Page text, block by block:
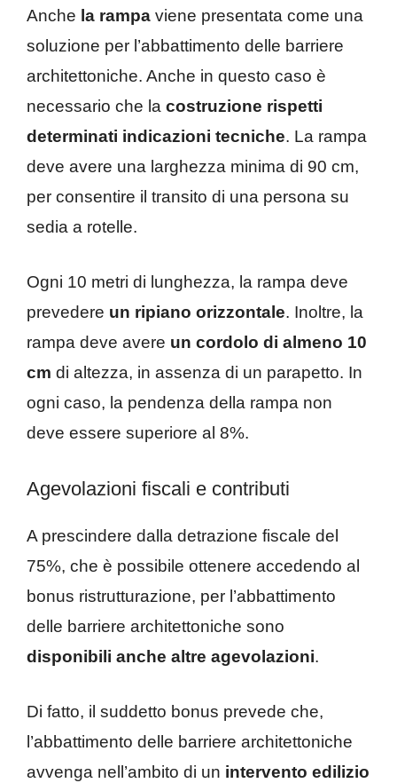
Anche la rampa viene presentata come una
soluzione per l’abbattimento delle barriere
architettoniche. Anche in questo caso è
necessario che la costruzione rispetti
determinati indicazioni tecniche. La rampa
deve avere una larghezza minima di 90 cm,
per consentire il transito di una persona su
sedia a rotelle.
Ogni 10 metri di lunghezza, la rampa deve
prevedere un ripiano orizzontale. Inoltre, la
rampa deve avere un cordolo di almeno 10
cm di altezza, in assenza di un parapetto. In
ogni caso, la pendenza della rampa non
deve essere superiore al 8%.
Agevolazioni fiscali e contributi
A prescindere dalla detrazione fiscale del
75%, che è possibile ottenere accedendo al
bonus ristrutturazione, per l’abbattimento
delle barriere architettoniche sono
disponibili anche altre agevolazioni.
Di fatto, il suddetto bonus prevede che,
l’abbattimento delle barriere architettoniche
avvenga nell’ambito di un intervento edilizio